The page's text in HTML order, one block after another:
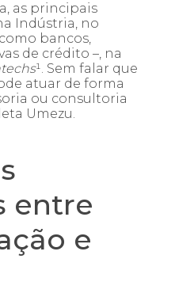
as principais
Indústria, no
bancos,
de crédito –, na
¹. Sem falar que
atuar de forma
ou consultoria
Umezu.
entre
e